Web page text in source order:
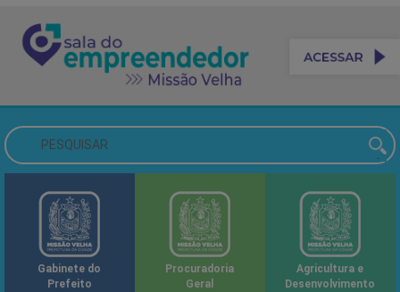
Gabinete do
Prefeito
Procuradoria
Geral
Agricultura e
Desenvolvimento